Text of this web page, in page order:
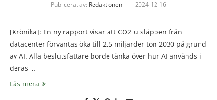
Publicerat av: Redaktionen 2024-12-16
[Krönika]: En ny rapport visar att CO2-utsläppen från
datacenter förväntas öka till 2,5 miljarder ton 2030 på grund
av AI. Alla beslutsfattare borde tänka över hur AI används i
deras …
Läs mera